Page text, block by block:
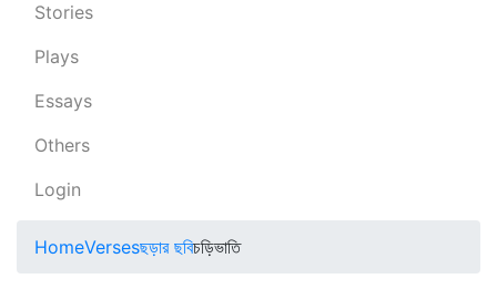
Stories
Plays
Essays
Others
Login
HomeVersesছড়ার ছবিচড়িভাতি